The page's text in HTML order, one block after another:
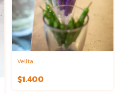
Velita
$1.400